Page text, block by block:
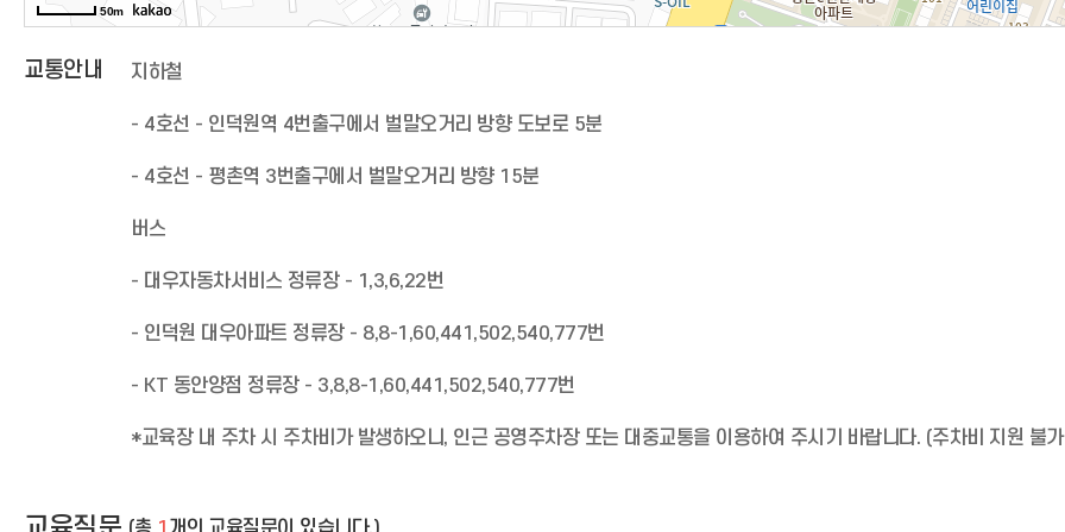
50m
교통안내 지하철
- 4호선 - 인덕원역 4번출구에서 벌말오거리 방향 도보로 5분
- 4호선 - 평촌역 3번출구에서 벌말오거리 방향 15분
버스
- 대우자동차서비스 정류장 - 1,3,6,22번
- 인덕원 대우아파트 정류장 - 8,8-1,60,441,502,540,777번
- KT 동안양점 정류장 - 3,8,8-1,60,441,502,540,777번
*교육장 내 주차 시 주차비가 발생하오니, 인근 공영주차장 또는 대중교통을 이용하여 주시기 바랍니다. (주차비 지원 불